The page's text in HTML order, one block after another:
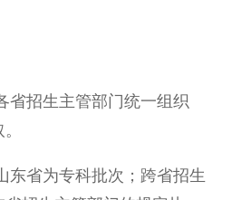
省招生主管部门统一组织
东省为专科批次；跨省招生